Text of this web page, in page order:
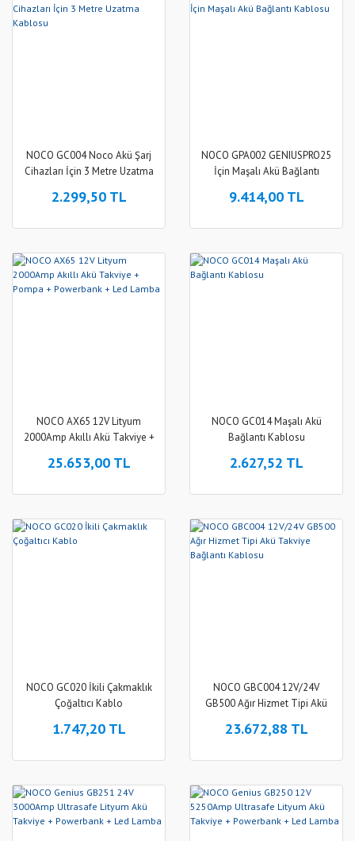
NOCO GC004 Noco Akü Şarj
Cihazları İçin 3 Metre Uzatma
2.299,50 TL
NOCO GPA002 GENIUSPRO25
İçin Maşalı Akü Bağlantı
9.414,00 TL
NOCO AX65 12V Lityum
2000Amp Akıllı Akü Takviye +
Lamba
25.653,00 TL
NOCO GC014 Maşalı Akü
Bağlantı Kablosu
2.627,52 TL
NOCO GC020 İkili Çakmaklık
Çoğaltıcı Kablo
1.747,20 TL
NOCO GBC004 12V/24V
GB500 Ağır Hizmet Tipi Akü
23.672,88 TL